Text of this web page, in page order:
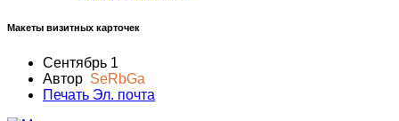
Макеты визитных карточек
Сентябрь 1
Автор SeRbGa
Печать Эл. почта